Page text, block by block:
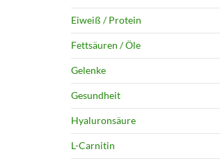
Eiweiß / Protein
Fettsäuren / Öle
Gelenke
Gesundheit
Hyaluronsäure
L-Carnitin